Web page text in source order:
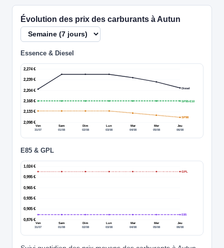
Évolution des prix des carburants à Autun
Essence & Diesel
2,098 €
2,133 €
2,168 €
2,204 €
2,239 €
2,274 €
Ven
31/07
Sam
01/08
Dim
02/08
Lun
03/08
Mar
04/08
Mer
05/08
Jeu
06/08
Diesel
SP95-E10
SP98
E85 & GPL
0,876 €
0,905 €
0,935 €
0,965 €
0,995 €
1,024 €
Ven
31/07
Sam
01/08
Dim
02/08
Lun
03/08
Mar
04/08
Mer
05/08
Jeu
06/08
E85
GPL